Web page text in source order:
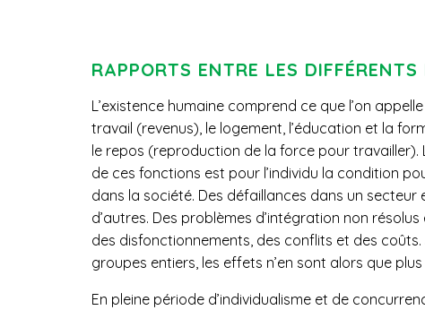
RAPPORTS ENTRE LES
L’existence humaine comprend ce que l’on
travail (revenus), le logement, l’éducation et la
le repos (reproduction de la force pour travailler).
de ces fonctions est pour l’individu la condition
dans la société. Des défaillances dans un secteur
d’autres. Des problèmes d’intégration non
des disfonctionnements, des conflits et des coûts.
groupes entiers, les effets n’en sont alors que
En pleine période d’individualisme et de